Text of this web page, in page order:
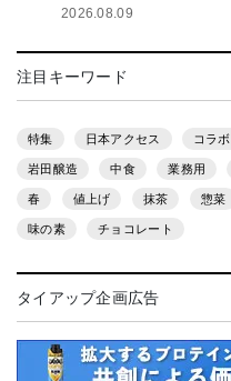
2026.08.09
注目キーワード
特集 日本アクセス コラボ
岩田醸造 中食 業務用
春 値上げ 抹茶 惣菜
味の素 チョコレート
タイアップ企画広告